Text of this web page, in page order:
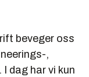
beveger oss
,
dag har vi kun